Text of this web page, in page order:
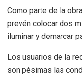
Como parte de la
prevén colocar dos
iluminar y demarcar
Los usuarios de la
son pésimas las